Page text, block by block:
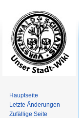
Hauptseite
Letzte Änderungen
Zufällige Seite